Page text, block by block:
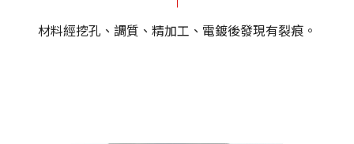
材料經挖孔、調質、精加工、電鍍後發現有裂痕。